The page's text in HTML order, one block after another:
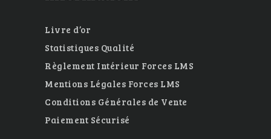
Livre d’or
Statistiques Qualité
Règlement Intérieur Forces LMS
Mentions Légales Forces LMS
Conditions Générales de Vente
Paiement Sécurisé